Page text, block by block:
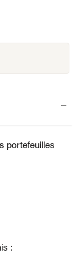
portefeuilles
: